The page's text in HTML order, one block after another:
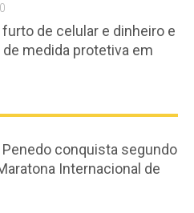
de celular e dinheiro e
medida protetiva em
conquista segundo
Internacional de